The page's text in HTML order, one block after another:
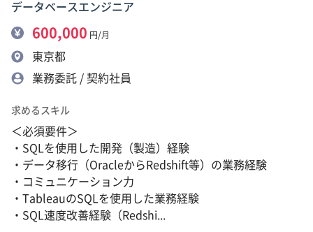
データベースエンジニア
600,000 円/月
東京都
業務委託 / 契約社員
求めるスキル
＜必須要件＞
・SQLを使用した開発（製造）経験
・データ移行（OracleからRedshift等）の業務経験
・コミュニケーション力
・TableauのSQLを使用した業務経験
・SQL速度改善経験（Redshi...